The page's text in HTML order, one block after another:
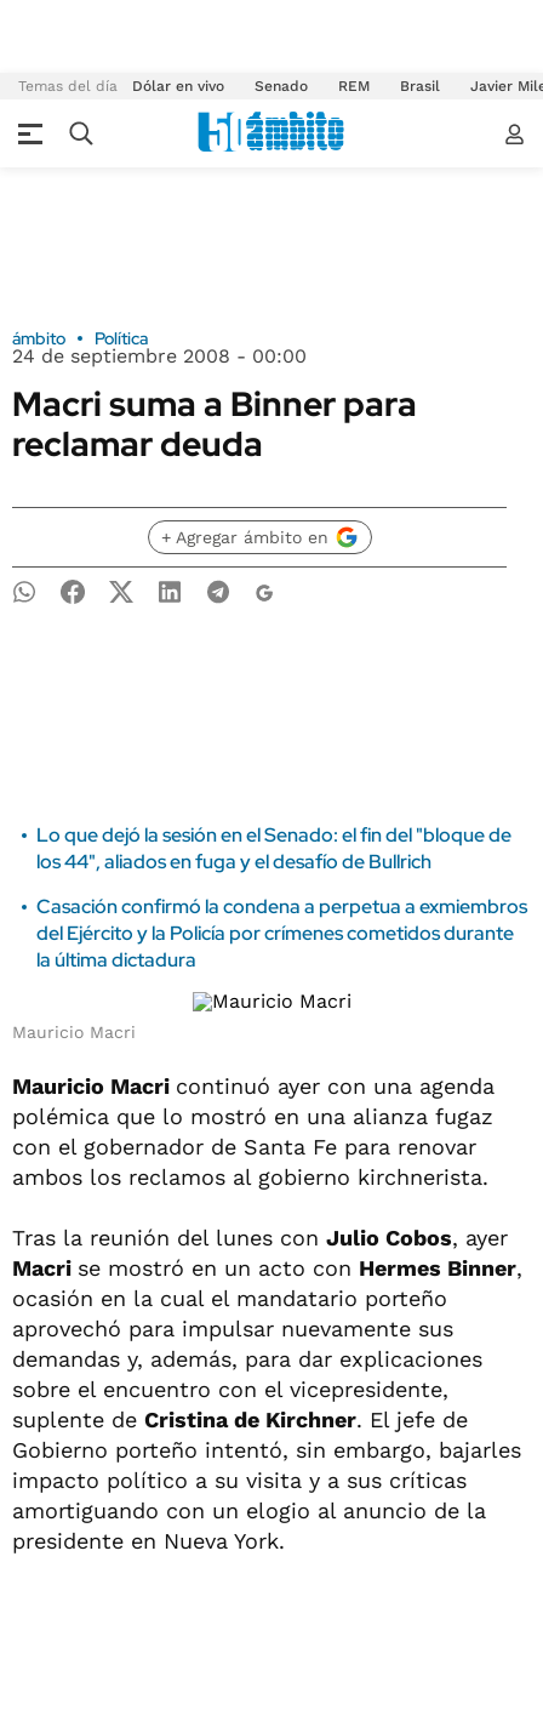
Temas del día Dólar en vivo Senado REM Brasil Javier
ámbito Política
24 de septiembre 2008 - 00:00
Macri suma a Binner para
reclamar deuda
+ Agregar ámbito en
Lo que dejó la sesión en el Senado: el fin del "bloque de
los 44", aliados en fuga y el desafío de Bullrich
Casación confirmó la condena a perpetua a exmiembros
del Ejército y la Policía por crímenes cometidos durante
la última dictadura
Mauricio Macri
Mauricio Macri continuó ayer con una agenda
polémica que lo mostró en una alianza fugaz
con el gobernador de Santa Fe para renovar
ambos los reclamos al gobierno kirchnerista.
Tras la reunión del lunes con Julio Cobos, ayer
Macri se mostró en un acto con Hermes Binner,
ocasión en la cual el mandatario porteño
aprovechó para impulsar nuevamente sus
demandas y, además, para dar explicaciones
sobre el encuentro con el vicepresidente,
suplente de Cristina de Kirchner. El jefe de
Gobierno porteño intentó, sin embargo, bajarles
impacto político a su visita y a sus críticas
amortiguando con un elogio al anuncio de la
presidente en Nueva York.